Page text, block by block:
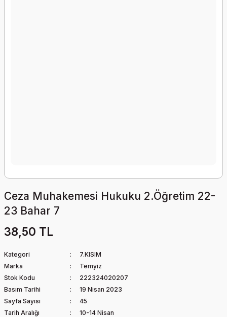
Ceza Muhakemesi Hukuku 2.Öğretim 22-
23 Bahar 7
38,50 TL
Kategori
7.KISIM
Marka
Temyiz
Stok Kodu
222324020207
Basım Tarihi
19 Nisan 2023
Sayfa Sayısı
45
Tarih Aralığı
10-14 Nisan